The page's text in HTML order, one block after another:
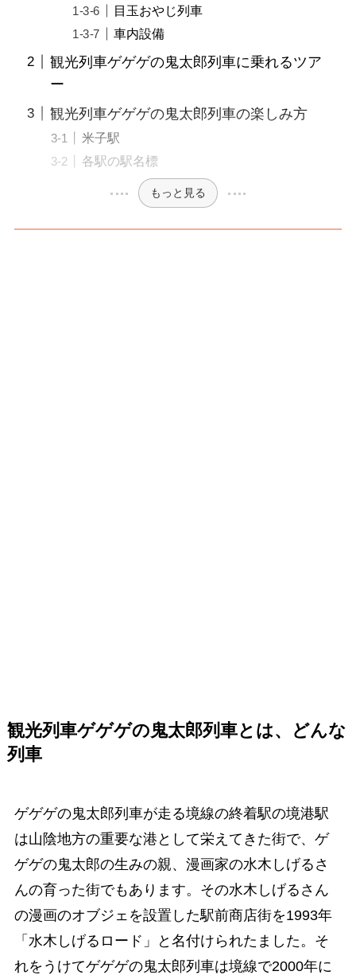
目玉おやじ列車
車内設備
観光列車ゲゲゲの鬼太郎列車に乗れるツア
ー
観光列車ゲゲゲの鬼太郎列車の楽しみ方
米子駅
各駅の駅名標
もっと見る
観光列車ゲゲゲの鬼太郎列車とは、どんな
列車
ゲゲゲの鬼太郎列車が走る境線の終着駅の境港駅
は山陰地方の重要な港として栄えてきた街で、ゲ
ゲゲの鬼太郎の生みの親、漫画家の水木しげるさ
んの育った街でもあります。その水木しげるさん
の漫画のオブジェを設置した駅前商店街を1993年
「水木しげるロード」と名付けられたました。そ
れをうけてゲゲゲの鬼太郎列車は境線で2000年に